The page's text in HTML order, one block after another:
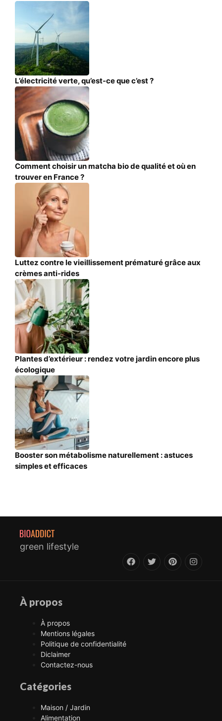
L’électricité verte, qu’est-ce que c’est ?
Comment choisir un matcha bio de qualité et où en
trouver en France ?
Luttez contre le vieillissement prématuré grâce aux
crèmes anti-rides
Plantes d’extérieur : rendez votre jardin encore plus
écologique
Booster son métabolisme naturellement : astuces
simples et efficaces
green lifestyle
À propos
À propos
Mentions légales
Politique de confidentialité
Diclaimer
Contactez-nous
Catégories
Maison / Jardin
Alimentation